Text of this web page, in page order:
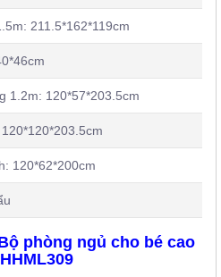
phòng ngủ cho bé cao